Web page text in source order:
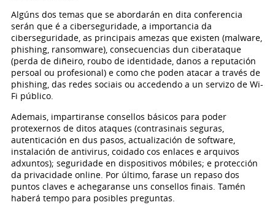
Algúns dos temas que se abordarán en dita conferencia
serán que é a ciberseguridade, a importancia da
ciberseguridade, as principais amezas que existen (malware,
phishing, ransomware), consecuencias dun ciberataque
(perda de diñeiro, roubo de identidade, danos a reputación
persoal ou profesional) e como che poden atacar a través de
phishing, das redes sociais ou accedendo a un servizo de Wi-
Fi público.
Ademais, impartiranse consellos básicos para poder
protexernos de ditos ataques (contrasinais seguras,
autenticación en dus pasos, actualización de software,
instalación de antivirus, coidado cos enlaces e arquivos
adxuntos); seguridade en dispositivos móbiles; e protección
da privacidade online. Por último, farase un repaso dos
puntos claves e achegaranse uns consellos finais. Tamén
haberá tempo para posibles preguntas.